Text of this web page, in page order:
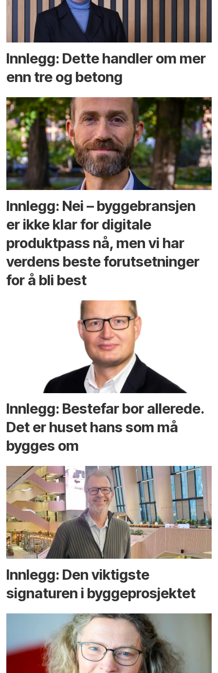
Innlegg: Dette handler om mer
enn tre og betong
Innlegg: Nei – byggebransjen
er ikke klar for digitale
produktpass nå, men vi har
verdens beste forutsetninger
for å bli best
Innlegg: Bestefar bor allerede.
Det er huset hans som må
bygges om
Innlegg: Den viktigste
signaturen i bygge­­prosjektet